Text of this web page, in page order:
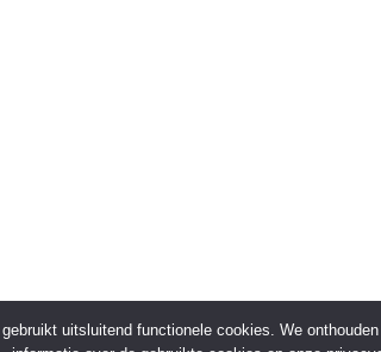
uitsluitend functionele cookies. We